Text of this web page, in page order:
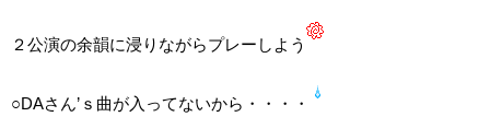
２公演の余韻に浸りながらプレーしよう
○DAさん’ｓ曲が入ってないから・・・・